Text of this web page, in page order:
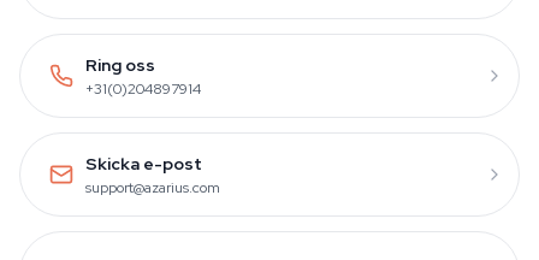
Ring oss
+31(0)204897914
Skicka e-post
support@azarius.com